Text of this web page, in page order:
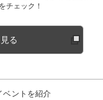
チェック！
る
ベントを紹介